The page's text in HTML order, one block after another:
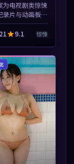
为电视剧类惊悚
录片与动画板块
，亚洲影视一站
支持关键词检索
入...
9.1 惊悚